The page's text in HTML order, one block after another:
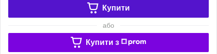
Купити
або
Купити з